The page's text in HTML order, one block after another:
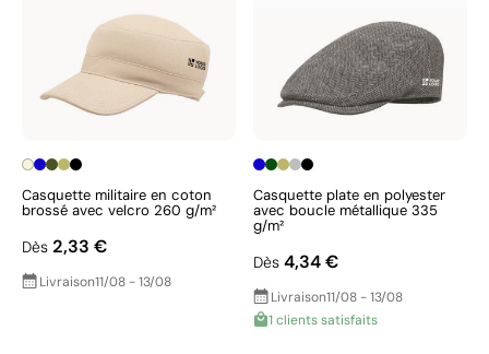
Casquette militaire en coton
brossé avec velcro 260 g/m²
Dès 2,33 €
Livraison11/08 - 13/08
Casquette plate en polyester
avec boucle métallique 335
g/m²
Dès 4,34 €
Livraison11/08 - 13/08
1 clients satisfaits